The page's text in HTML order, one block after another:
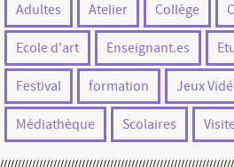
Adultes Atelier Collège
Ecole d'art Enseignant.es
Festival formation Jeux
Médiathèque Scolaires